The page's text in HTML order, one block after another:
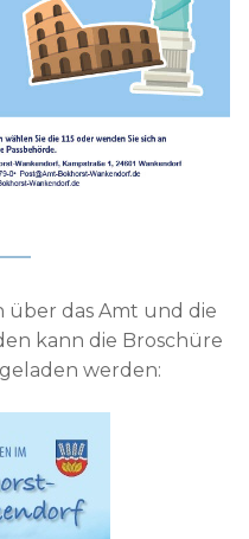
über das Amt und die
kann die Broschüre
werden: